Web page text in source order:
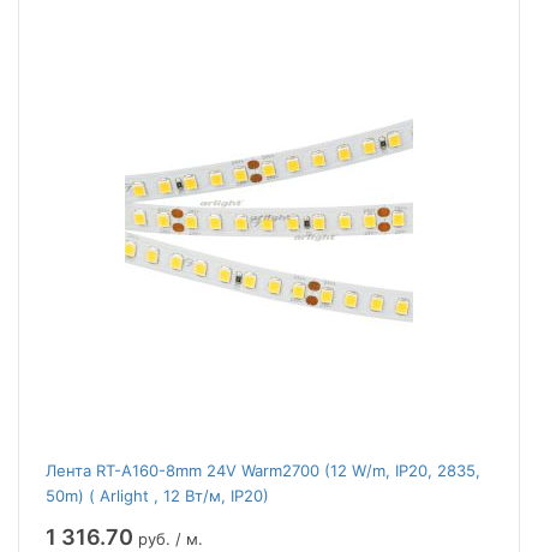
Лента RT-A160-8mm 24V Warm2700 (12 W/m, IP20, 2835,
50m) ( Arlight , 12 Вт/м, IP20)
1 316.70 руб. / м.